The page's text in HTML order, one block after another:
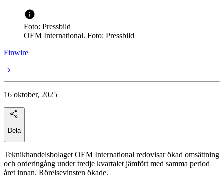
Foto: Pressbild
OEM International. Foto: Pressbild
Finwire
16 oktober, 2025
Dela
Teknikhandelsbolaget OEM International redovisar ökad omsättning
och orderingång under tredje kvartalet jämfört med samma period
året innan. Rörelsevinsten ökade.